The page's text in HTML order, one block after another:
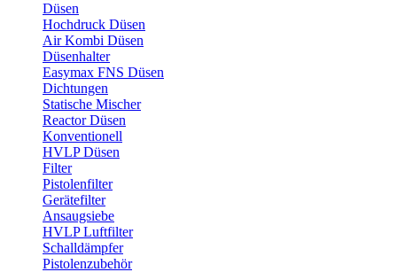
Düsen
Hochdruck Düsen
Air Kombi Düsen
Düsenhalter
Easymax FNS Düsen
Dichtungen
Statische Mischer
Reactor Düsen
Konventionell
HVLP Düsen
Filter
Pistolenfilter
Gerätefilter
Ansaugsiebe
HVLP Luftfilter
Schalldämpfer
Pistolenzubehör